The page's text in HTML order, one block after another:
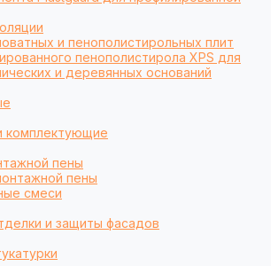
и пенополистирольных плит
пенополистирола XPS для
и деревянных оснований
комплектующие
пены
пены
смеси
и защиты фасадов